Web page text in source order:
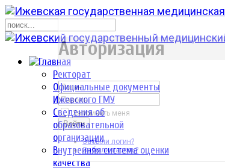
Ректорат
Официальные документы
Ижевского ГМУ
Сведения об
образовательной
организации
Внутренняя система оценки
качества
р
Авторизация
Запомнить меня
Войти
Забыли логин?
Забыли пароль?